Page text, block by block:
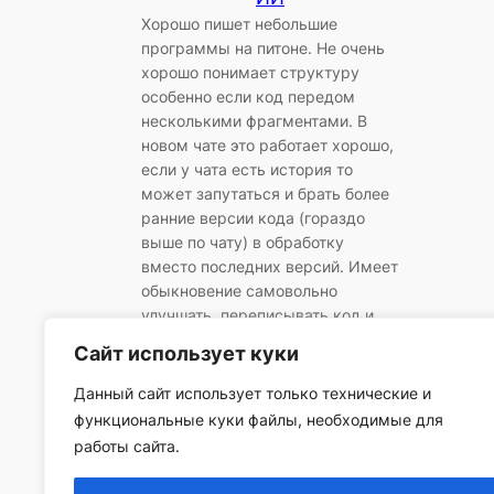
Сайт использует куки
Данный сайт использует только технические и
функциональные куки файлы, необходимые для
работы сайта.
Хорошо пишет небольшие
программы на питоне. Не очень
хорошо понимает структуру
особенно если код передом
несколькими фрагментами. В
новом чате это работает хорошо,
если у чата есть история то
может запутаться и брать более
ранние версии кода (гораздо
выше по чату) в обработку
вместо последних версий. Имеет
обыкновение самовольно
улучшать, переписывать код и